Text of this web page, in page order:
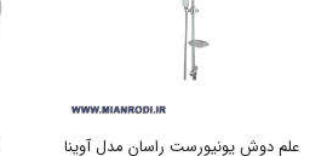
علم دوش یونیورست راسان مدل آوینا